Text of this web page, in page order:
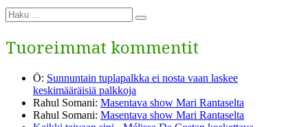
Etsi:
Haku
Tuoreimmat kommentit
Ö: Sunnuntain tuplapalkka ei nosta vaan laskee
keskimääräisiä palkkoja
Rahul Somani: Masentava show Mari Rantaselta
Rahul Somani: Masentava show Mari Rantaselta